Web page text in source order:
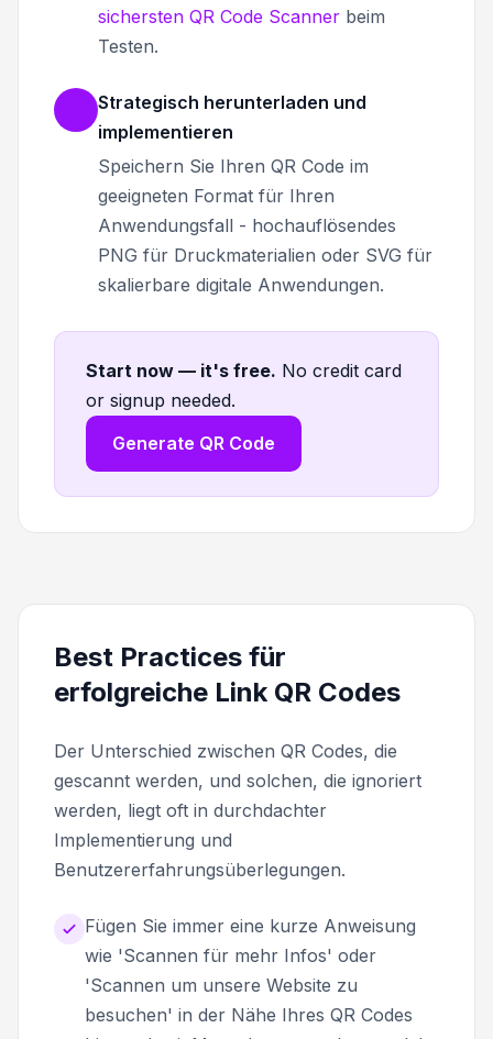
sichersten QR Code Scanner beim
Testen.
Strategisch herunterladen und
implementieren
Speichern Sie Ihren QR Code im
geeigneten Format für Ihren
Anwendungsfall - hochauflösendes
PNG für Druckmaterialien oder SVG für
skalierbare digitale Anwendungen.
Start now — it's free. No credit card
or signup needed.
Generate QR Code
Best Practices für
erfolgreiche Link QR Codes
Der Unterschied zwischen QR Codes, die
gescannt werden, und solchen, die ignoriert
werden, liegt oft in durchdachter
Implementierung und
Benutzererfahrungsüberlegungen.
Fügen Sie immer eine kurze Anweisung
wie 'Scannen für mehr Infos' oder
'Scannen um unsere Website zu
besuchen' in der Nähe Ihres QR Codes